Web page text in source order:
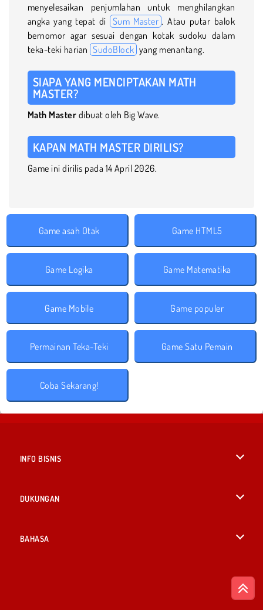
menyelesaikan penjumlahan untuk menghilangkan
angka yang tepat di
Sum Master . Atau putar balok
bernomor agar sesuai dengan kotak sudoku dalam
teka-teki harian SudoBlock yang menantang.
SIAPA YANG MENCIPTAKAN MATH
MASTER?
Math Master dibuat oleh Big Wave.
KAPAN MATH MASTER DIRILIS?
Game ini dirilis pada 14 April 2026.
Game asah Otak Game HTML5
Game Logika Game Matematika
Game Mobile Game populer
Permainan Teka-Teki Game Satu Pemain
Coba Sekarang!
INFO BISNIS
DUKUNGAN
BAHASA